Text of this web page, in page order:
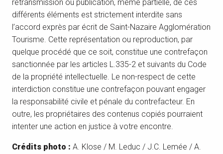
retransmission ou publication, même partielle, de ces
différents éléments est strictement interdite sans
l’accord exprès par écrit de Saint-Nazaire Agglomération
Tourisme. Cette représentation ou reproduction, par
quelque procédé que ce soit, constitue une contrefaçon
sanctionnée par les articles L.335-2 et suivants du Code
de la propriété intellectuelle. Le non-respect de cette
interdiction constitue une contrefaçon pouvant engager
la responsabilité civile et pénale du contrefacteur. En
outre, les propriétaires des contenus copiés pourraient
intenter une action en justice à votre encontre.
Crédits photo : A. Klose / M. Leduc / J.C. Lemée / A.